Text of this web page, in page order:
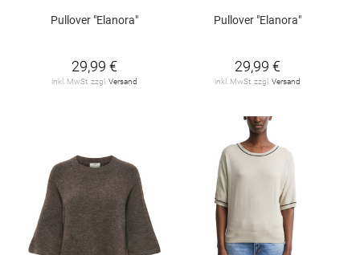
Pullover "Elanora"
29,99 €
inkl. MwSt. zzgl.Versand
Pullover "Elanora"
29,99 €
inkl. MwSt. zzgl.Versand